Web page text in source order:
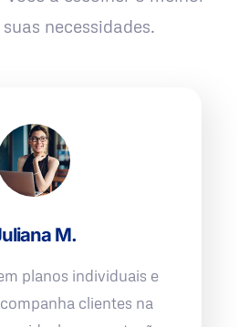
necessidades.
M.
planos individuais e
clientes na